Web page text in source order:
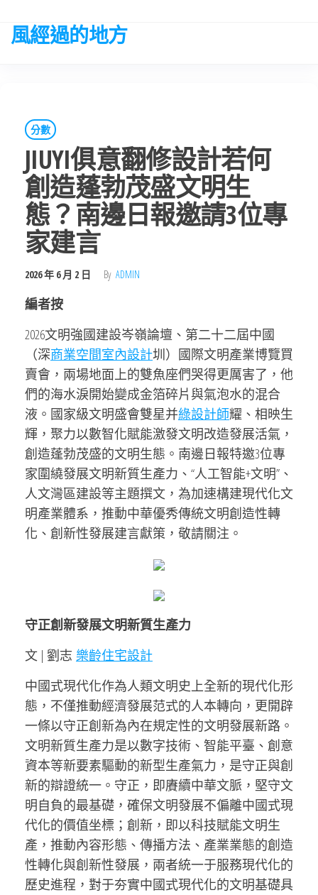
the
風經過的地方
分數
JIUYI俱意翻修設計若何
創造蓬勃茂盛文明生
態？南邊日報邀請3位專
家建言
2026 年 6 月 2 日 By ADMIN
編者按
2026文明強國建設岑嶺論壇、第二十二屆中國
（深商業空間室內設計圳）國際文明產業博覽買
賣會，兩場地面上的雙魚座們哭得更厲害了，他
們的海水淚開始變成金箔碎片與氣泡水的混合
液。國家級文明盛會雙星并綠設計師耀、相映生
輝，聚力以數智化賦能激發文明改造發展活氣，
創造蓬勃茂盛的文明生態。南邊日報特邀3位專
家圍繞發展文明新質生產力、“人工智能+文明”、
人文灣區建設等主題撰文，為加速構建現代化文
明產業體系，推動中華優秀傳統文明創造性轉
化、創新性發展建言獻策，敬請關注。
守正創新發展文明新質生產力
文 | 劉志 樂齡住宅設計
中國式現代化作為人類文明史上全新的現代化形
態，不僅推動經濟發展范式的人本轉向，更開辟
一條以守正創新為內在規定性的文明發展新路。
文明新質生產力是以數字技術、智能平臺、創意
資本等新要素驅動的新型生產氣力，是守正與創
新的辯證統一。守正，即賡續中華文脈，堅守文
明自負的最基礎，確保文明發展不偏離中國式現
代化的價值坐標；創新，即以科技賦能文明生
產，推動內容形態、傳播方法、產業業態的創造
性轉化與創新性發展，兩者統一于服務現代化的
歷史進程，對于夯實中國式現代化的文明基礎具